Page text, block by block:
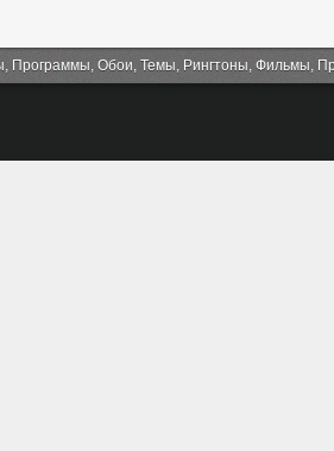
Программы, Обои, Темы, Рингтоны, Фильмы,